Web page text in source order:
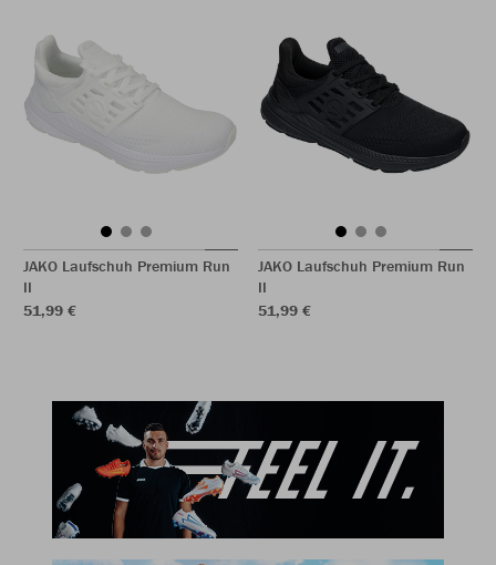
JAKO Laufschuh Premium Run
II
51,99 €
JAKO Laufschuh Premium Run
II
51,99 €